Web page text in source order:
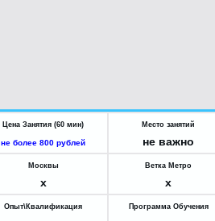
Цена Занятия (60 мин)
не более 800 рублей
Место занятий
не важно
Москвы
x
Ветка Метро
x
Опыт\Квалификация Программа Обучения